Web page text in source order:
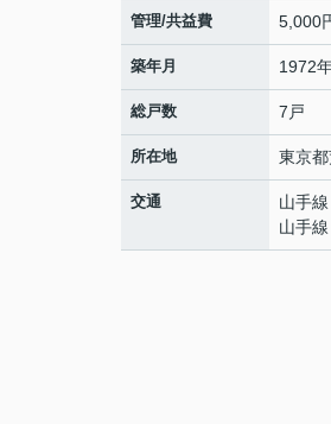
管理/共益費 5,000
築年月 1972
総戸数 7戸
所在地 東京都
交通 山手線
山手線